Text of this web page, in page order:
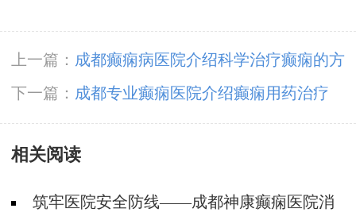
上一篇： 成都癫痫病医院介绍科学治疗癫痫的方
法
下一篇： 成都专业癫痫医院介绍癫痫用药治疗
相关阅读
筑牢医院安全防线——成都神康癫痫医院消